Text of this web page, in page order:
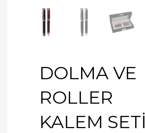
DOLMA VE
ROLLER
KALEM SETİ